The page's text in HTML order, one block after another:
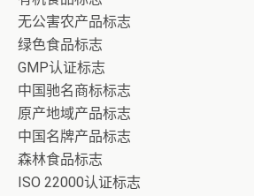
无公害农产品标志
绿色食品标志
GMP认证标志
中国驰名商标标志
原产地域产品标志
中国名牌产品标志
森林食品标志
ISO 22000认证标志